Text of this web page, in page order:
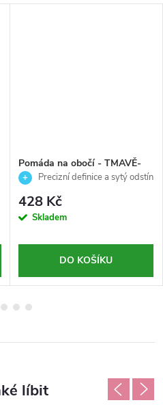
Pomáda na obočí - TMAVĚ-
HNĚDÁ - Palladio - 4 g
Precizní definice a sytý odstín
428 Kč
Skladem
DO KOŠÍKU